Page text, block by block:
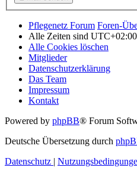
Pflegenetz Forum Foren-
Alle Zeiten sind UTC+02:00
Alle Cookies löschen
Mitglieder
Datenschutzerklärung
Das Team
Impressum
Kontakt
Powered by phpBB® Forum
Deutsche Übersetzung durch
Datenschutz